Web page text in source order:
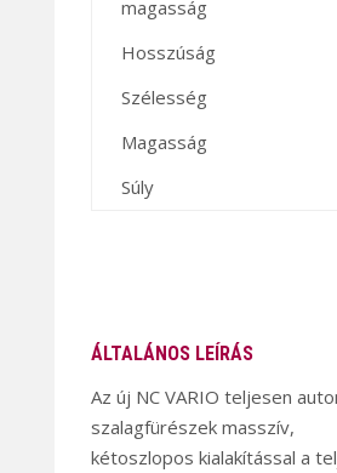
magasság
Hosszúság
Szélesség
Magasság
Súly
ÁLTALÁNOS LEÍRÁS
Az új NC VARIO teljesen
szalagfürészek masszív,
kétoszlopos kialakítással a